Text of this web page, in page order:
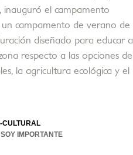
inauguró el campamento
un campamento de verano de
diseñado para educar a
respecto a las opciones de
la agricultura ecológica y el
CULTURAL
IMPORTANTE